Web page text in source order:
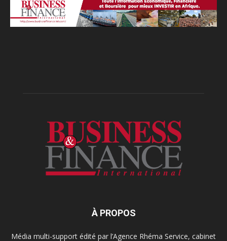
À PROPOS
Média multi-support édité par l’Agence Rhéma Service, cabinet